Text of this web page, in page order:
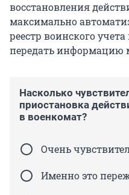
восстановления
максимально
реестр воинского
передать информацию
Насколько
приостановка
в военкомат?
Очень
Именно это